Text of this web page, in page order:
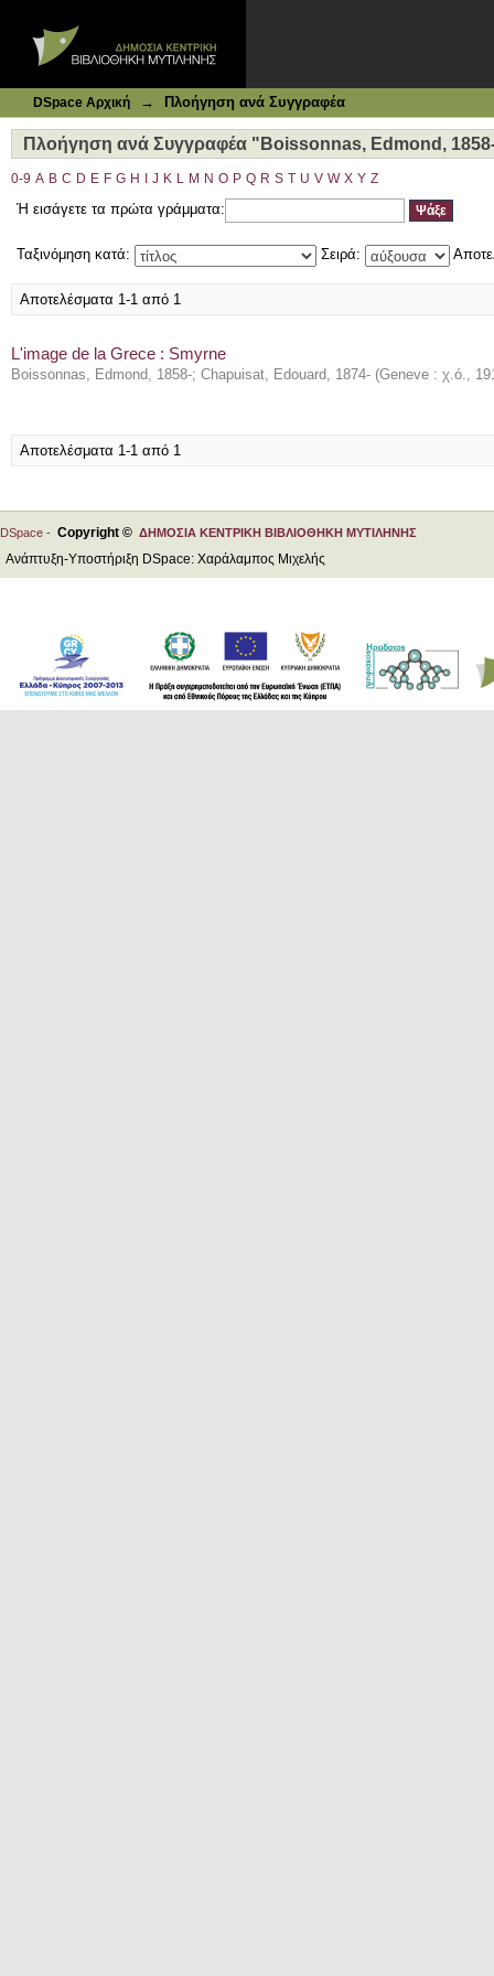
DSpace Αρχική → Πλοήγηση ανά Συγγραφέα
Πλοήγηση ανά Συγγραφέα "Boissonnas, Edmond,
0-9 A B C D E F G H J K L M N O P Q R S T U V W X Y Z
Ή εισάγετε τα πρώτα γράμματα:
Ταξινόμηση κατά: Σειρά:
Αποτελέσματα 1-1 από 1
L'image de la Grece : Smyrne
Boissonnas, Edmond, 1858-; Chapuisat, Edouard, 1874- (Geneve : χ.ό.,
Αποτελέσματα 1-1 από 1
DSpace - Copyright © ΔΗΜΟΣΙΑ ΚΕΝΤΡΙΚΗ ΒΙΒΛΙΟΘΗΚΗ ΜΥΤΙΛΗΝΗΣ
Ανάπτυξη-Υποστήριξη DSpace: Χαράλαμπος Μιχελής